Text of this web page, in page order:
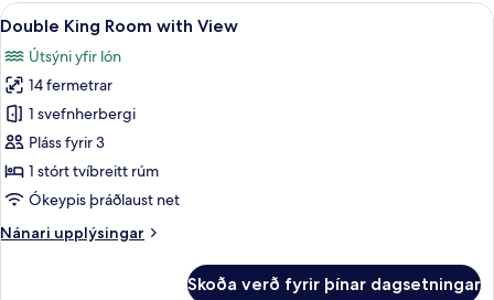
Skoða
allar
myndir
fyrir
Double
King
Room
with
Double King Room with View |
8
Double King Room with View
Útsýni yfir lón
14 fermetrar
1 svefnherbergi
Pláss fyrir 3
1 stórt tvíbreitt rúm
Ókeypis þráðlaust net
Nánari upplýsingar
Nánari
Skoða verð fyrir þínar dagsetningar